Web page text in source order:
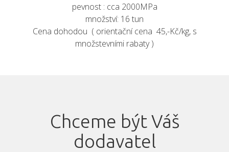
pevnost : cca 2000MPa
množství: 16 tun
Cena dohodou ( orientační cena 45,-Kč/kg, s
množstevními rabaty )
Chceme být Váš
dodavatel